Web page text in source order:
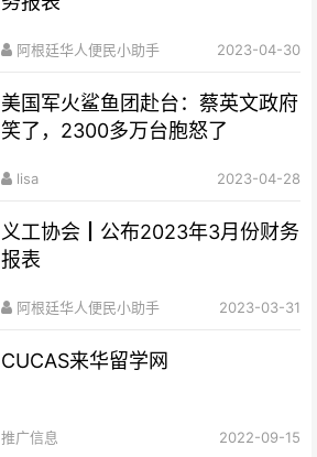
阿根廷华人便民小助手 2023-04-30
美国军火鲨鱼团赴台：蔡英文政府
笑了，2300多万台胞怒了
lisa 2023-04-28
义工协会┃公布2023年3月份财务
报表
阿根廷华人便民小助手 2023-03-31
CUCAS来华留学网
推广信息 2022-09-15